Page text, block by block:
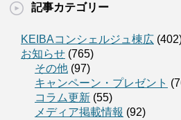
記事カテゴリー
KEIBAコンシェルジュ棟広
お知らせ (765)
その他 (97)
キャンペーン・プレゼント
コラム更新 (55)
メディア掲載情報 (92)